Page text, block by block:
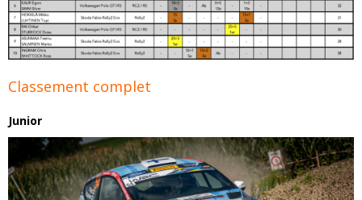
Classement complet
Junior